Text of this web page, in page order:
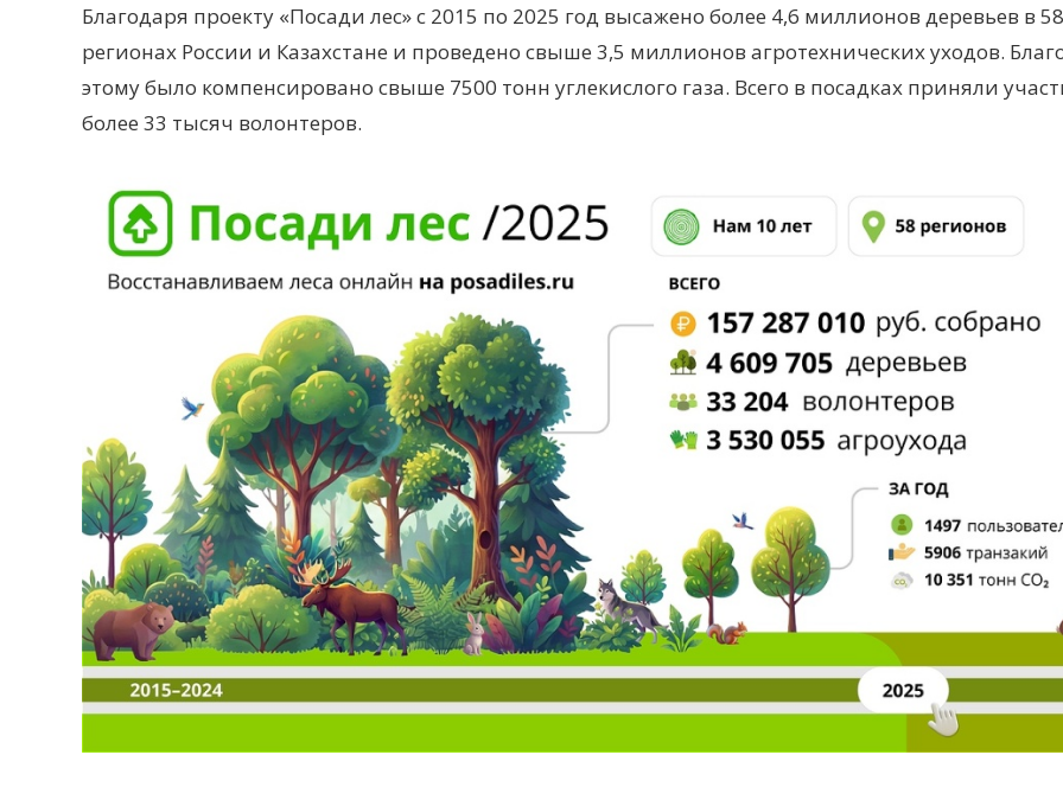
Благодаря проекту «Посади лес» с 2015 по 2025 год высажено более 4,6 миллионов деревьев в 58
регионах России и Казахстане и проведено свыше 3,5 миллионов агротехнических уходов.
этому было компенсировано свыше 7500 тонн углекислого газа. Всего в посадках приняли
более 33 тысяч волонтеров.